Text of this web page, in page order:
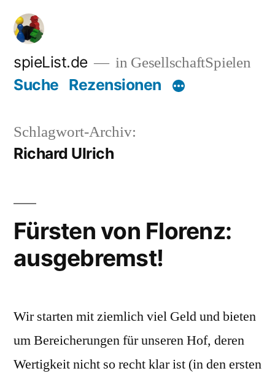
Zum
Inhalt
springen
spieList.de in GesellschaftSpielen
Suche Rezensionen
Schlagwort-Archiv:
Richard Ulrich
Fürsten von Florenz:
ausgebremst!
Wir starten mit ziemlich viel Geld und bieten
um Bereicherungen für unseren Hof, deren
Wertigkeit nicht so recht klar ist (in den ersten